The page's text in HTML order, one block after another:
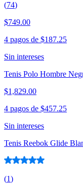
(74)
$749.00
4 pagos de $187.25
Sin intereses
Tenis Polo Hombre
$1,829.00
4 pagos de $457.25
Sin intereses
Tenis Reebok Glide
(1)